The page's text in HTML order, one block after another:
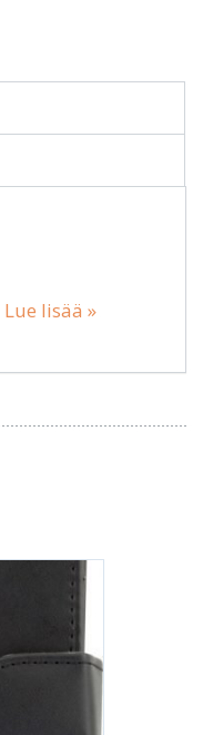
Lue lisää »